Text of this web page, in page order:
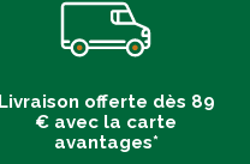
Livraison offerte dès 89
€ avec la carte
avantages*